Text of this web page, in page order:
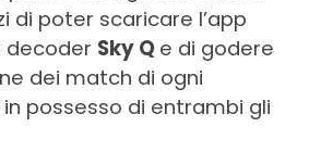
di poter scaricare l’app
decoder Sky Q e di godere
dei match di ogni
possesso di entrambi gli